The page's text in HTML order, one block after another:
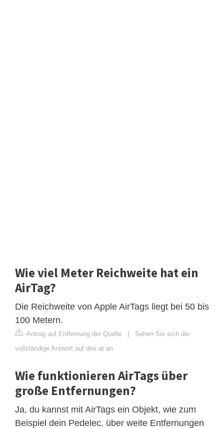
Wie viel Meter Reichweite hat ein
AirTag?
Die Reichweite von Apple AirTags liegt bei 50 bis
100 Metern.
Antrag auf Entfernung der Quelle | Sehen Sie sich die
vollständige Antwort auf drei.at an
Wie funktionieren AirTags über
große Entfernungen?
Ja, du kannst mit AirTags ein Objekt, wie zum
Beispiel dein Pedelec, über weite Entfernungen